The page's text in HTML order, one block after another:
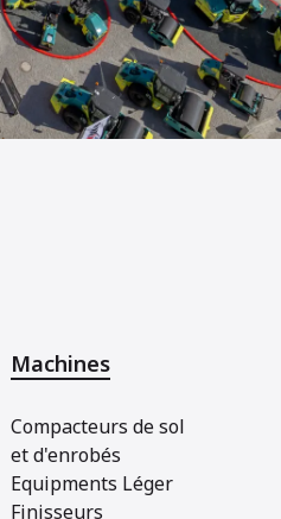
Machines
Compacteurs de sol
et d'enrobés
Equipments Léger
Finisseurs